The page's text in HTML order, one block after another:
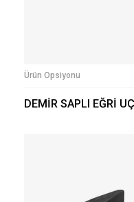
Ürün Opsiyonu
DEMİR SAPLI EĞRİ